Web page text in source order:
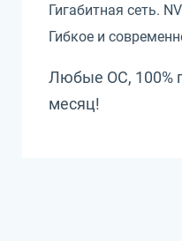
Гигабитная сеть.
Гибкое и
Любые ОС, 100%
месяц!